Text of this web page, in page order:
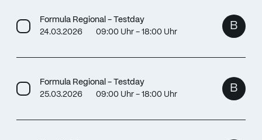
Formula Regional - Testday
24.03.2026
09:00 Uhr - 18:00 Uhr
B
Formula Regional - Testday
25.03.2026
09:00 Uhr - 18:00 Uhr
B